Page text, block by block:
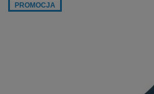
PROMOCJA